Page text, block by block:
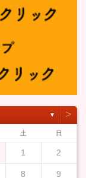
▼ ˃
土 日
1 2
8 9